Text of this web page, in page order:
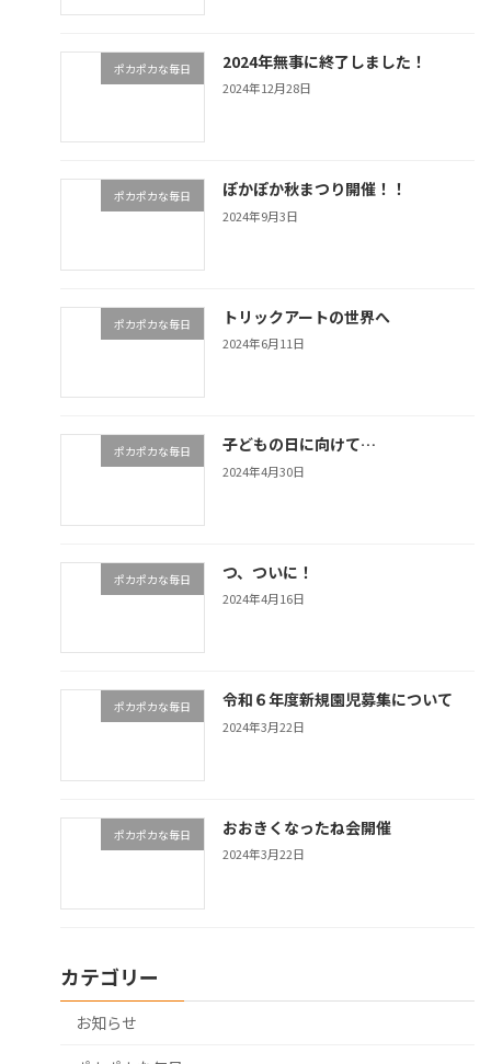
ポカポカな毎日 2024年無事に終了しました！
2024年12月28日
ポカポカな毎日 ぽかぽか秋まつり開催！！
2024年9月3日
ポカポカな毎日 トリックアートの世界へ
2024年6月11日
ポカポカな毎日 子どもの日に向けて…
2024年4月30日
ポカポカな毎日 つ、ついに！
2024年4月16日
ポカポカな毎日 令和６年度新規園児募集について
2024年3月22日
ポカポカな毎日 おおきくなったね会開催
2024年3月22日
カテゴリー
お知らせ